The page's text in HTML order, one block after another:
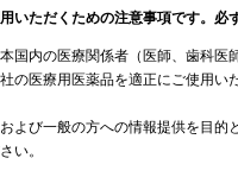
いただくための注意事項です。必
国内の医療関係者（医師、歯科医
の医療用医薬品を適正にご使用い
よび一般の方への情報提供を目的
い。